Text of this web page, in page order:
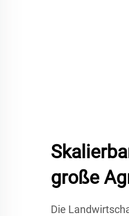
große
Die